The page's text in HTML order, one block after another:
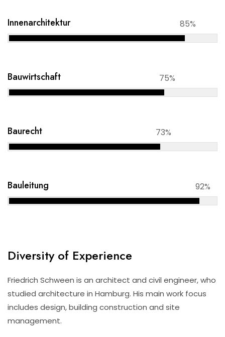
Innenarchitektur 85%
Bauwirtschaft 75%
Baurecht 73%
Bauleitung 92%
Diversity of Experience
Friedrich Schween is an architect and civil engineer, who
studied architecture in Hamburg. His main work focus
includes design, building construction and site
management.